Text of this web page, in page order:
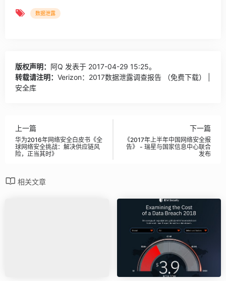
数据泄露
版权声明： 阿Q 发表于 2017-04-29 15:25。
转载请注明： Verizon：2017数据泄露调查报告 （免费下载） |
安全库
上一篇
华为2016年网络安全白皮书《全
球网络安全挑战：解决供应链风
险，正当其时》
下一篇
《2017年上半年中国网络安全报
告》 - 瑞星与国家信息中心联合
发布
相关文章